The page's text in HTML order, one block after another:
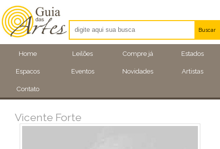
Home Leilões Compre já Estados
Espacos Eventos Novidades Artistas
Contato
Buscar
Artistas
Eventos
Vicente Forte